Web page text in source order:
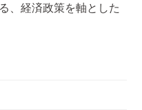
、経済政策を軸とした